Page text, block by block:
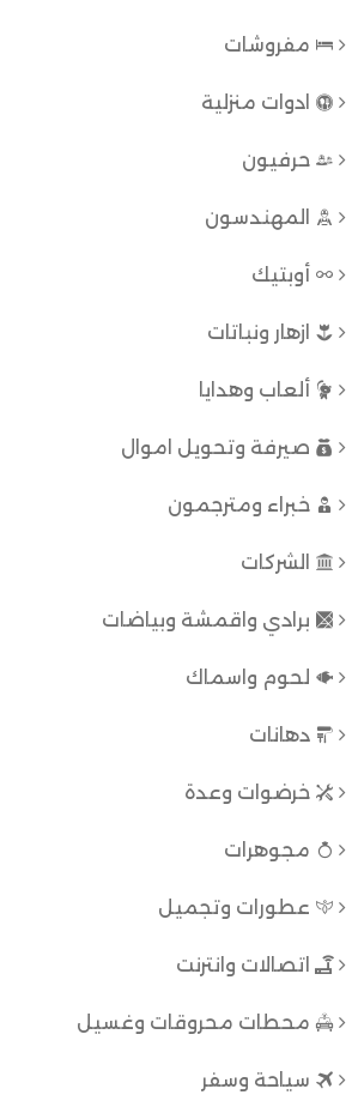
مفروشات
ادوات منزلية
حرفيون
المهندسون
أوبتيك
ازهار ونباتات
ألعاب وهدايا
صيرفة وتحويل اموال
خبراء ومترجمون
الشركات
برادي واقمشة وبياضات
لحوم واسماك
دهانات
خرضوات وعدة
مجوهرات
عطورات وتجميل
اتصالات وانترنت
محطات محروقات وغسيل
سياحة وسفر